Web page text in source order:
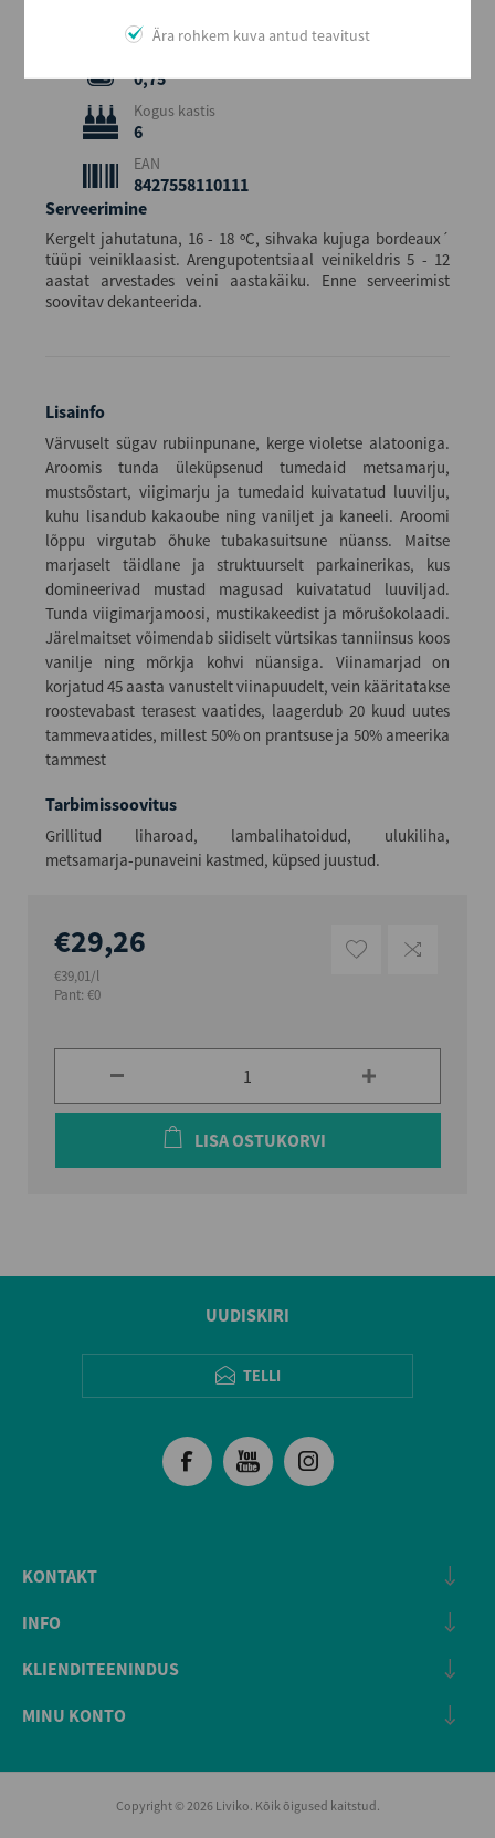
14,5
0,75
Kogus kastis
6
EAN
8427558110111
Serveerimine
Kergelt jahutatuna, 16 - 18 ºC, sihvaka kujuga bordeaux´
tüüpi veiniklaasist. Arengupotentsiaal veinikeldris 5 - 12
aastat arvestades veini aastakäiku. Enne serveerimist
soovitav dekanteerida.
Lisainfo
Värvuselt sügav rubiinpunane, kerge violetse alatooniga.
Aroomis tunda üleküpsenud tumedaid metsamarju,
mustsõstart, viigimarju ja tumedaid kuivatatud luuvilju,
kuhu lisandub kakaoube ning vaniljet ja kaneeli. Aroomi
lõppu virgutab õhuke tubakasuitsune nüanss. Maitse
marjaselt täidlane ja struktuurselt parkainerikas, kus
domineerivad mustad magusad kuivatatud luuviljad.
Tunda viigimarjamoosi, mustikakeedist ja mõrušokolaadi.
Järelmaitset võimendab siidiselt vürtsikas tanniinsus koos
vanilje ning mõrkja kohvi nüansiga. Viinamarjad on
korjatud 45 aasta vanustelt viinapuudelt, vein kääritatakse
roostevabast terasest vaatides, laagerdub 20 kuud uutes
tammevaatides, millest 50% on prantsuse ja 50% ameerika
tammest
Tarbimissoovitus
Grillitud liharoad, lambalihatoidud, ulukiliha,
metsamarja-punaveini kastmed, küpsed juustud.
€29,26
€39,01/l
Pant: €0
LISA OSTUKORVI
UUDISKIRI
TELLI
KONTAKT
INFO
KLIENDITEENINDUS
MINU KONTO
Copyright © 2026 Liviko. Kõik õigused kaitstud.
Ära rohkem kuva antud teavitust